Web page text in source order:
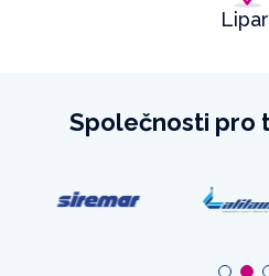
Společnosti pro